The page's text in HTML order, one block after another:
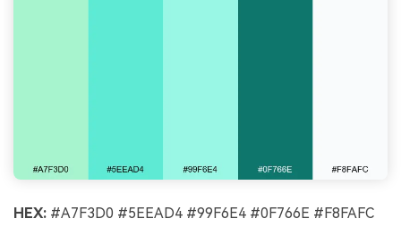
HEX: #A7F3D0 #5EEAD4 #99F6E4 #0F766E #F8FAFC